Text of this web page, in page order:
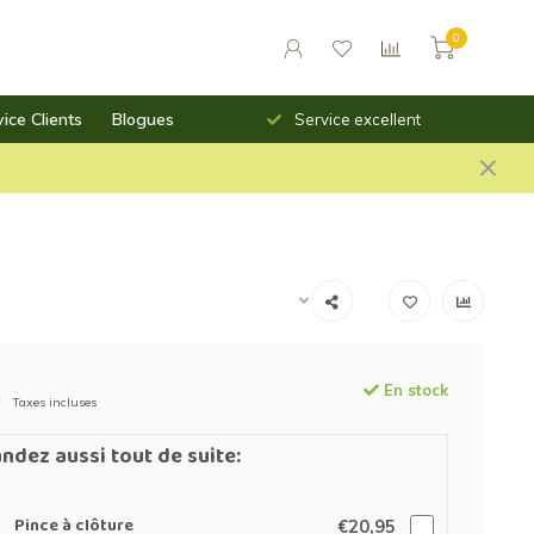
0
Clients Blogues
rapide Service excellent
Taxes incluses
En stock
aussi tout de suite:
Pince à clôture €20,95